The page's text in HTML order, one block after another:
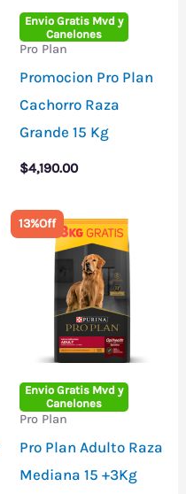
Envio Gratis Mvd y
Canelones
Pro Plan
Promocion Pro Plan
Cachorro Raza
Grande 15 Kg
$4,190.00
Envio Gratis Mvd y
Canelones
13%Off
Pro Plan
Pro Plan Adulto Raza
Mediana 15 +3Kg